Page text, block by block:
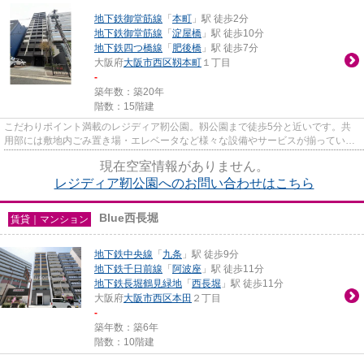
地下鉄御堂筋線 「 本町 」駅 徒歩2分
地下鉄御堂筋線 「 淀屋橋 」駅 徒歩10分
地下鉄四つ橋線 「 肥後橋 」駅 徒歩7分
大阪府大阪市西区靱本町 １丁目
-
築年数：築20年
階数：15階建
こだわりポイント満載のレジディア靭公園。靱公園まで徒歩5分と近いです。共
用部には敷地内ごみ置き場・エレベータなど様々な設備やサービスが揃っている
現在空室情報がありません。
レジディア靭公園へのお問い合わせはこちら
賃貸｜マンション Blue西長堀
地下鉄中央線 「 九条 」駅 徒歩9分
地下鉄千日前線 「 阿波座 」駅 徒歩11分
地下鉄長堀鶴見緑地 「 西長堀 」駅 徒歩11分
大阪府大阪市西区本田 ２丁目
-
築年数：築6年
階数：10階建